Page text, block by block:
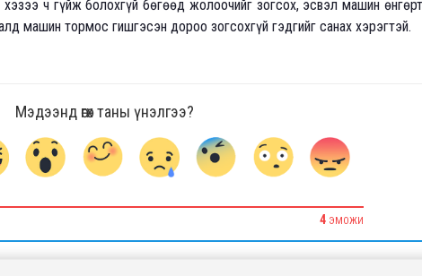
ч гүйж болохгүй бөгөөд жолоочийг зогсох, эсвэл машин
машин тормос гишгэсэн дороо зогсохгүй гэдгийг санах хэрэгтэй.
Мэдээнд өгөх таны үнэлгээ?
4 ЭМОЖИ